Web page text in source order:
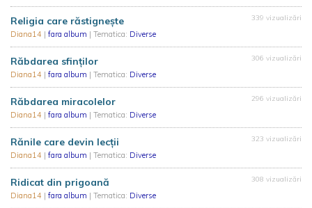
Religia care răstignește
Diana14 | fara album | Tematica: Diverse
339 vizualizări
Răbdarea sfinților
Diana14 | fara album | Tematica: Diverse
306 vizualizări
Răbdarea miracolelor
Diana14 | fara album | Tematica: Diverse
296 vizualizări
Rănile care devin lecții
Diana14 | fara album | Tematica: Diverse
323 vizualizări
Ridicat din prigoană
Diana14 | fara album | Tematica: Diverse
308 vizualizări